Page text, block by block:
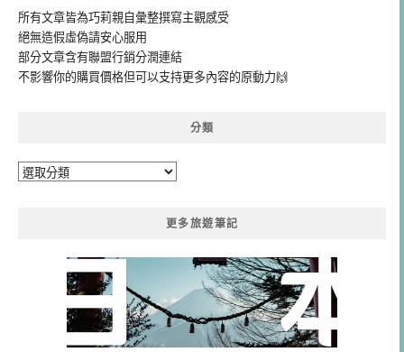
所有文章皆為巧莉親自彙整撰寫主觀感受
絕無造假虛偽請安心服用
部分文章含有聯盟行銷分潤連結
不影響你的購買價格但可以支持更多內容的原動力🙌
分類
分
更多旅遊筆記